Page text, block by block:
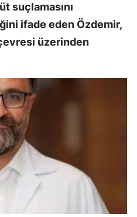
suçlamasını
ifade eden Özdemir,
üzerinden